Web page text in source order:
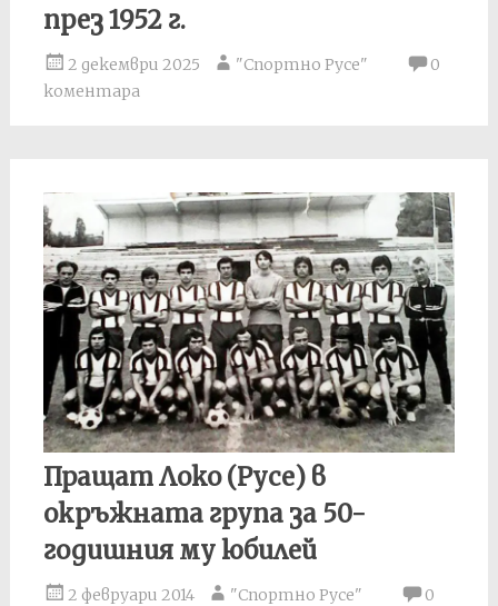
през 1952 г.
2 декември 2025 "Спортно Русе"
0
коментара
Пращат Локо (Русе) в
окръжната група за 50-
годишния му юбилей
2 февруари 2014 "Спортно Русе"
0